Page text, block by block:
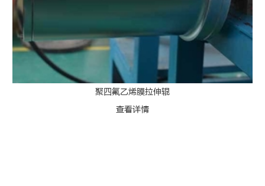
聚四氟乙烯膜拉伸辊
查看详情